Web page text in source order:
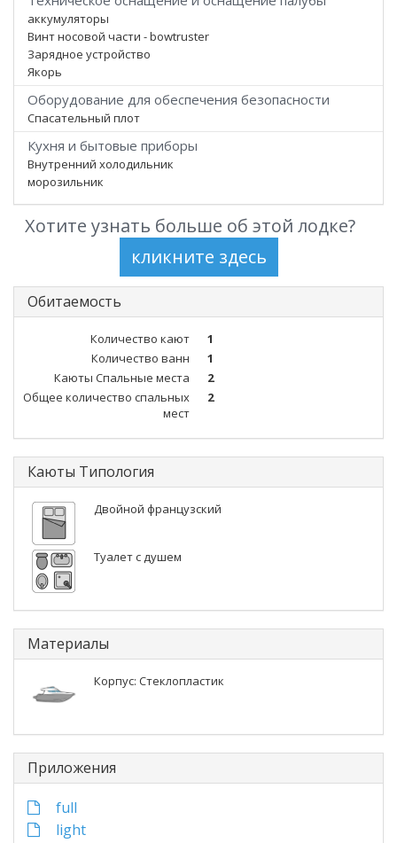
аккумуляторы
Винт носовой части - bowtruster
Зарядное устройство
Якорь
Оборудование для обеспечения безопасности
Спасательный плот
Кухня и бытовые приборы
Внутренний холодильник
морозильник
Хотите узнать больше об этой лодке?
Обитаемость
Количество кают
1
Количество ванн
1
Каюты Спальные места
2
Общее количество спальных
мест
2
Каюты Типология
Двойной французский
Туалет с душем
Материалы
Корпус: Стеклопластик
Приложения
full
light